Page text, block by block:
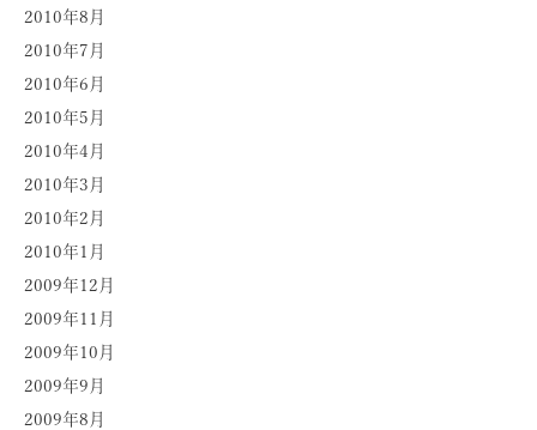
2010年8月
2010年7月
2010年6月
2010年5月
2010年4月
2010年3月
2010年2月
2010年1月
2009年12月
2009年11月
2009年10月
2009年9月
2009年8月